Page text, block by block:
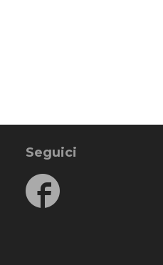
Seguici
us